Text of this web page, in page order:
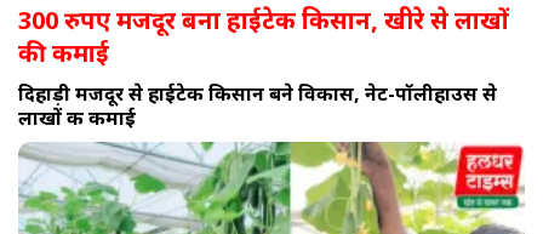
300 रुपए मजदूर बना हाईटेक किसान, खीरे से लाखों
की कमाई
दिहाड़ी मजदूर से हाईटेक किसान बने विकास, नेट-पॉलीहाउस से
लाखों की कमाई